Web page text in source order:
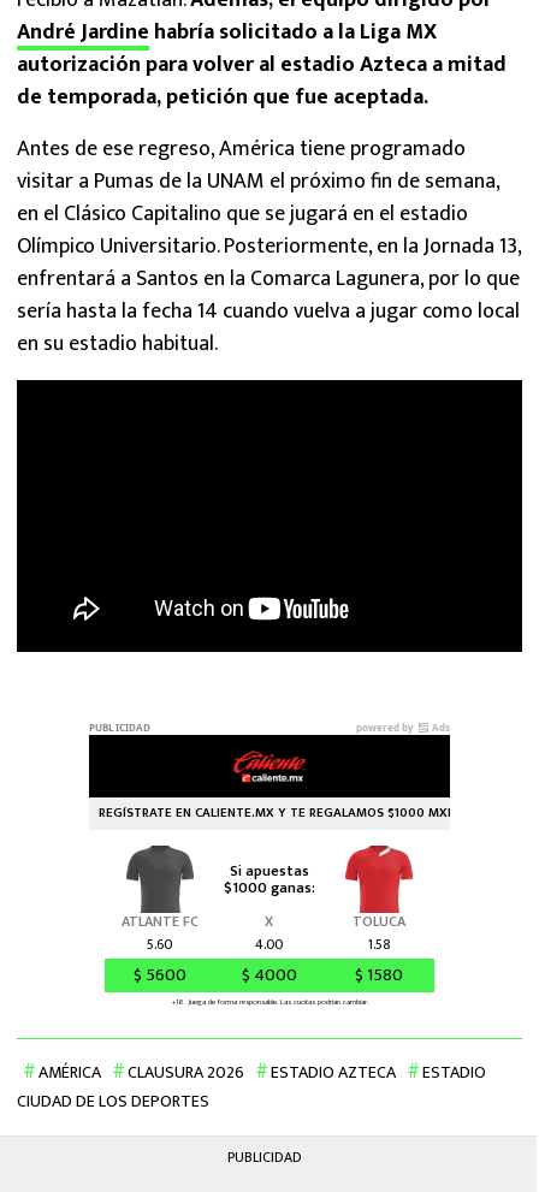
André Jardine habría solicitado a la Liga MX
autorización para volver al estadio Azteca a mitad
de temporada, petición que fue aceptada.
Antes de ese regreso, América tiene programado
visitar a Pumas de la UNAM el próximo fin de semana,
en el Clásico Capitalino que se jugará en el estadio
Olímpico Universitario. Posteriormente, en la Jornada 13,
enfrentará a Santos en la Comarca Lagunera, por lo que
sería hasta la fecha 14 cuando vuelva a jugar como local
en su estadio habitual.
AMÉRICA CLAUSURA 2026 ESTADIO AZTECA
ESTADIO
CIUDAD DE LOS DEPORTES
PUBLICIDAD